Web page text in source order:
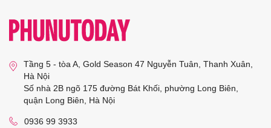
Tầng 5 - tòa A, Gold Season 47 Nguyễn Tuân, Thanh Xuân,
Hà Nội
Số nhà 2B ngõ 175 đường Bát Khối, phường Long Biên,
quận Long Biên, Hà Nội
0936 99 3933